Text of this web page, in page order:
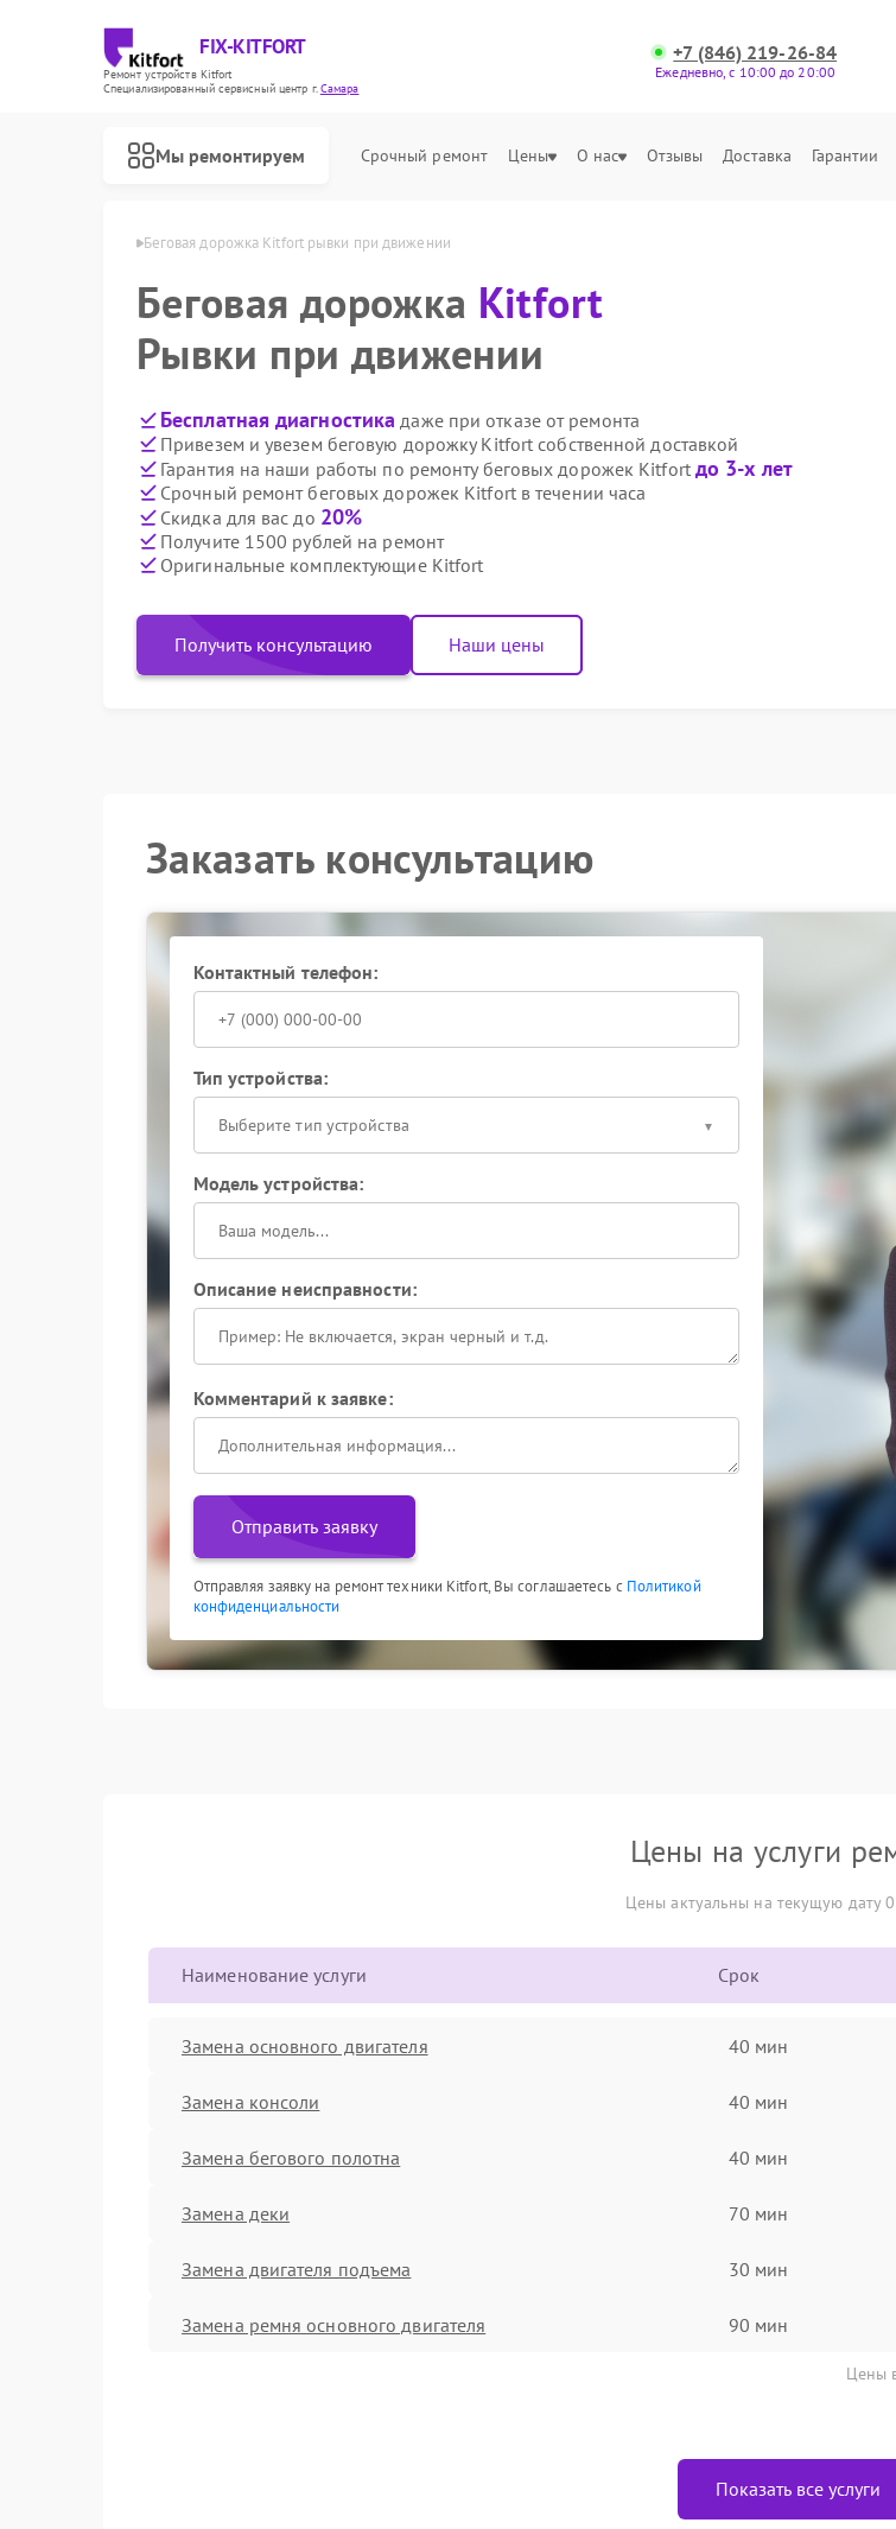
FIX-KITFORT
Ремонт устройств Kitfort
Специализированный cервисный центр г.Самара
+7 (846) 219-26-84
Ежедневно, с 10:00 до 20:00
Мы ремонтируем Срочный ремонт Цены О нас Отзывы Доставка Гарантии
Беговая дорожка Kitfort рывки при движении
Беговая дорожка Kitfort
Рывки при движении
Бесплатная диагностика даже при отказе от ремонта
Привезем и увезем беговую дорожку Kitfort собственной доставкой
Гарантия на наши работы по ремонту беговых дорожек Kitfort до 3-х лет
Срочный ремонт беговых дорожек Kitfort в течении часа
Скидка для вас до 20%
Получите 1500 рублей на ремонт
Оригинальные комплектующие Kitfort
Получить консультацию Наши цены
Заказать консультацию
Контактный телефон:
Тип устройства:
Выберите тип устройства
Модель устройства:
Описание неисправности:
Комментарий к заявке:
Отправить заявку
Отправляя заявку на ремонт техники Kitfort, Вы соглашаетесь с Политикой
конфиденциальности
Цены на услуги
Цены актуальны на текущую дату
Наименование услуги Срок
Замена основного двигателя 40 мин
Замена консоли 40 мин
Замена бегового полотна 40 мин
Замена деки 70 мин
Замена двигателя подъема 30 мин
Замена ремня основного двигателя 90 мин
Цены
Показать все услуги